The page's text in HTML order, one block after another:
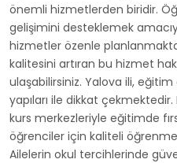
önemli hizmetlerden biridir.
gelişimini desteklemek
hizmetler özenle
kalitesini artıran bu hizmet
ulaşabilirsiniz. Yalova ili,
yapıları ile dikkat
kurs merkezleriyle eğitimde
öğrenciler için kaliteli
Ailelerin okul tercihlerinde